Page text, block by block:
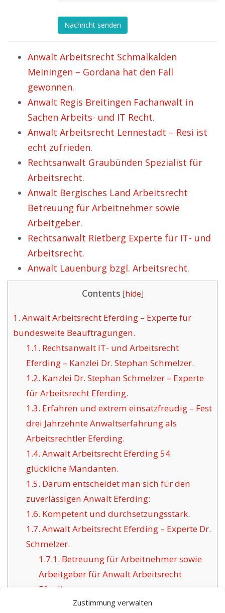
Zustimmung verwalten
Nachricht senden
Anwalt Arbeitsrecht Schmalkalden
Meiningen – Gordana hat den Fall
gewonnen.
Anwalt Regis Breitingen Fachanwalt in
Sachen Arbeits- und IT Recht.
Anwalt Arbeitsrecht Lennestadt – Resi ist
echt zufrieden.
Rechtsanwalt Graubünden Spezialist für
Arbeitsrecht.
Anwalt Bergisches Land Arbeitsrecht
Betreuung für Arbeitnehmer sowie
Arbeitgeber.
Rechtsanwalt Rietberg Experte für IT- und
Arbeitsrecht.
Anwalt Lauenburg bzgl. Arbeitsrecht.
Contents [hide]
1. Anwalt Arbeitsrecht Eferding – Experte für
bundesweite Beauftragungen.
1.1. Rechtsanwalt IT- und Arbeitsrecht
Eferding – Kanzlei Dr. Stephan Schmelzer.
1.2. Kanzlei Dr. Stephan Schmelzer – Experte
für Arbeitsrecht Eferding.
1.3. Erfahren und extrem einsatzfreudig – Fest
drei Jahrzehnte Anwaltserfahrung als
Arbeitsrechtler Eferding.
1.4. Anwalt Arbeitsrecht Eferding 54
glückliche Mandanten.
1.5. Darum entscheidet man sich für den
zuverlässigen Anwalt Eferding:
1.6. Kompetent und durchsetzungsstark.
1.7. Anwalt Arbeitsrecht Eferding – Experte Dr.
Schmelzer.
1.7.1. Betreuung für Arbeitnehmer sowie
Arbeitgeber für Anwalt Arbeitsrecht
Eferding.